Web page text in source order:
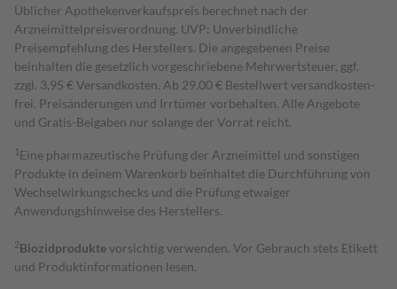
Üblicher Apothekenverkaufspreis berechnet nach der
Arzneimittelpreisverordnung. UVP: Unverbindliche
Preisempfehlung des Herstellers. Die angegebenen Preise
beinhalten die gesetzlich vorgeschriebene Mehrwertsteuer, ggf.
zzgl. 3,95 € Versandkosten. Ab 29,00 € Bestell­wert versand­kosten­
frei. Preisänderungen und Irrtümer vorbehalten. Alle Angebote
und Gratis-Beigaben nur solange der Vorrat reicht.
1 Eine pharmazeutische Prüfung der Arzneimittel und sonstigen
Produkte in deinem Warenkorb beinhaltet die Durchführung von
Wechselwirkungschecks und die Prüfung etwaiger
Anwendungshinweise des Herstellers.
2Biozidproduktevorsichtig verwenden. Vor Gebrauch stets Etikett
und Produktinformationen lesen.